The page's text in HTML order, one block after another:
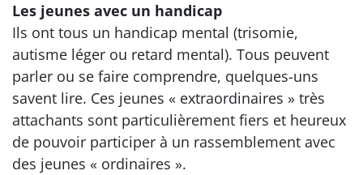
Les jeunes avec un handicap
Ils ont tous un handicap mental (trisomie,
autisme léger ou retard mental). Tous peuvent
parler ou se faire comprendre, quelques-uns
savent lire. Ces jeunes « extraordinaires » très
attachants sont particulièrement fiers et heureux
de pouvoir participer à un rassemblement avec
des jeunes « ordinaires ».